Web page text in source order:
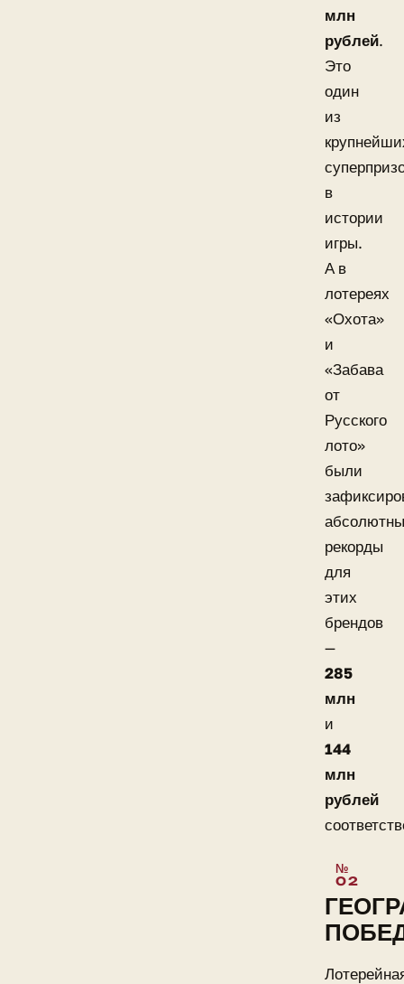
млн
рублей.
Это
один
из
в
истории
игры.
А в
лотереях
«Охота»
и
«Забава
от
Русского
лото»
были
рекорды
для
этих
брендов
—
285
млн
и
144
млн
рублей